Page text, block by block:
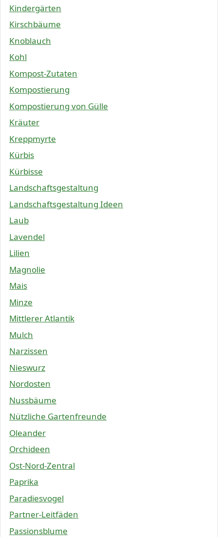
Kindergärten
Kirschbäume
Knoblauch
Kohl
Kompost-Zutaten
Kompostierung
Kompostierung von Gülle
Kräuter
Kreppmyrte
Kürbis
Kürbisse
Landschaftsgestaltung
Landschaftsgestaltung Ideen
Laub
Lavendel
Lilien
Magnolie
Mais
Minze
Mittlerer Atlantik
Mulch
Narzissen
Nieswurz
Nordosten
Nussbäume
Nützliche Gartenfreunde
Oleander
Orchideen
Ost-Nord-Zentral
Paprika
Paradiesvogel
Partner-Leitfäden
Passionsblume